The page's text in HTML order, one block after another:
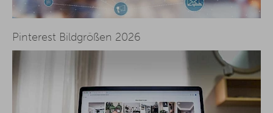
Pinterest Bildgrößen 2026